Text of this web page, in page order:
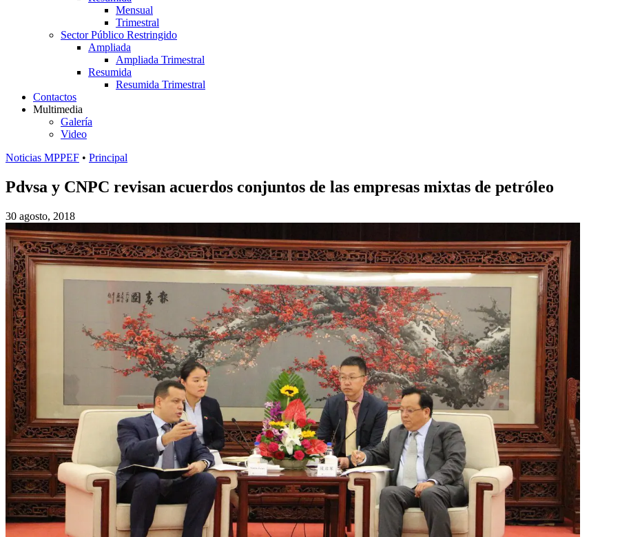
Mensual
Trimestral
Sector Público Restringido
Ampliada
Ampliada Trimestral
Resumida
Resumida Trimestral
Contactos
Multimedia
Galería
Video
Noticias MPPEF • Principal
Pdvsa y CNPC revisan acuerdos conjuntos de las empresas mixtas de petróleo
30 agosto, 2018